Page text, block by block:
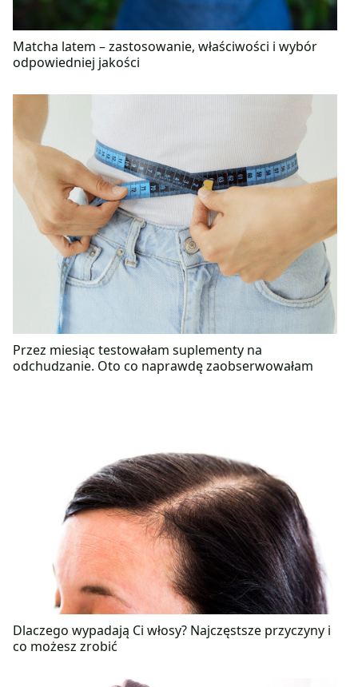
Matcha latem – zastosowanie, właściwości i wybór
odpowiedniej jakości
Przez miesiąc testowałam suplementy na
odchudzanie. Oto co naprawdę zaobserwowałam
Dlaczego wypadają Ci włosy? Najczęstsze przyczyny i
co możesz zrobić